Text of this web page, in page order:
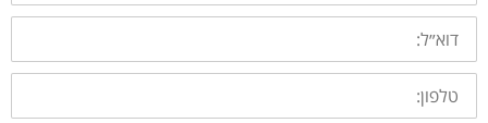
דוא״ל:
טלפון: